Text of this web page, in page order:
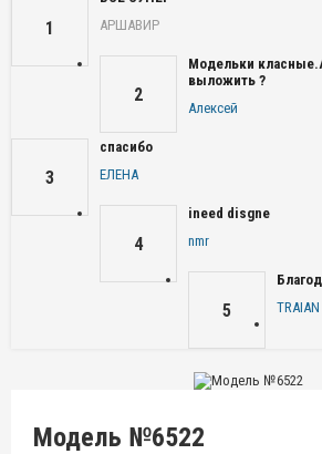
1
АРШАВИР
2
Модельки
выложить ?
Алексей
3
спасибо
ЕЛЕНА
4
ineed disgne
nmr
5
TRAIAN
Модель №6522